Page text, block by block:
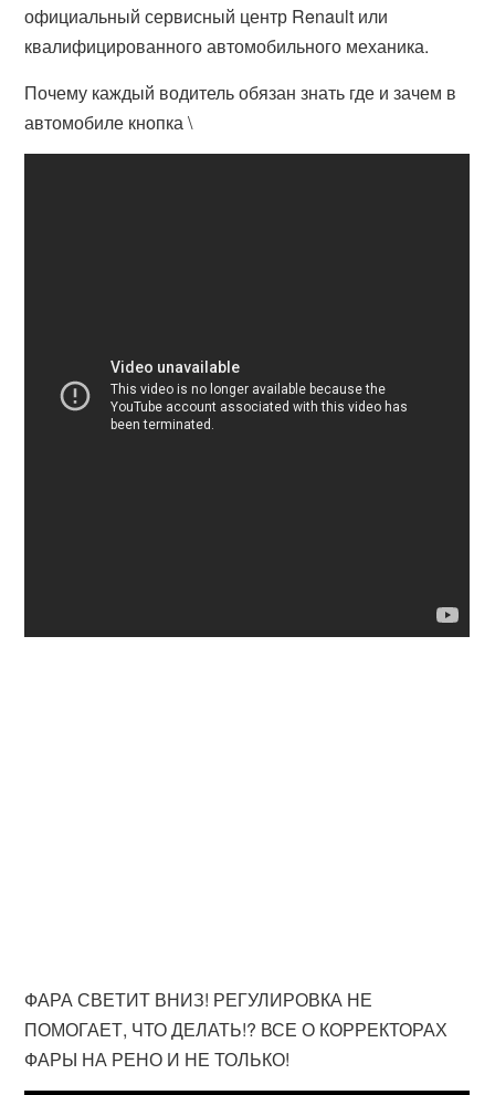
официальный сервисный центр Renault или
квалифицированного автомобильного механика.
Почему каждый водитель обязан знать где и зачем в
автомобиле кнопка \
ФАРА СВЕТИТ ВНИЗ! РЕГУЛИРОВКА НЕ
ПОМОГАЕТ, ЧТО ДЕЛАТЬ!? ВСЕ О КОРРЕКТОРАХ
ФАРЫ НА РЕНО И НЕ ТОЛЬКО!